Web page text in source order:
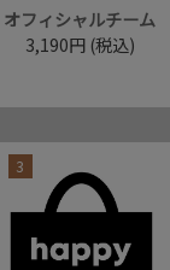
オフィシャルチーム
3,190円 (税込)
3